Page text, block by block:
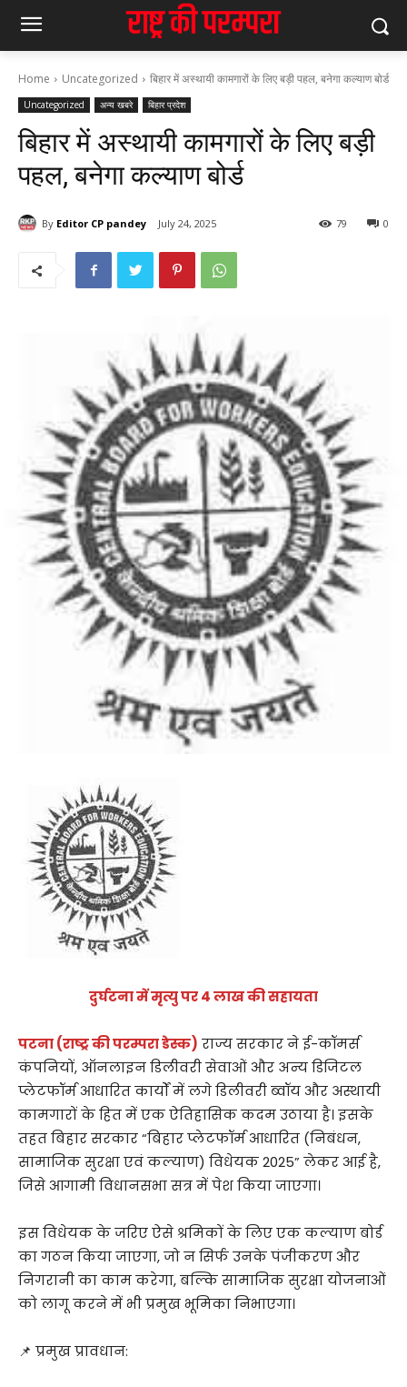
Home Uncategorized बिहार में अस्थायी कामगारों के लिए बड़ी पहल, बनेगा कल्याण बोर्ड
Uncategorized अन्य खबरे बिहार प्रदेश
बिहार में अस्थायी कामगारों के लिए बड़ी
पहल, बनेगा कल्याण बोर्ड
By Editor CP pandey July 24, 2025 0
79
दुर्घटना में मृत्यु पर 4 लाख की सहायता
पटना (राष्ट्र की परम्परा डेस्क) राज्य सरकार ने ई-कॉमर्स
कंपनियों, ऑनलाइन डिलीवरी सेवाओं और अन्य डिजिटल
प्लेटफॉर्म आधारित कार्यों में लगे डिलीवरी ब्वॉय और अस्थायी
कामगारों के हित में एक ऐतिहासिक कदम उठाया है। इसके
तहत बिहार सरकार “बिहार प्लेटफॉर्म आधारित (निबंधन,
सामाजिक सुरक्षा एवं कल्याण) विधेयक 2025” लेकर आई है,
जिसे आगामी विधानसभा सत्र में पेश किया जाएगा।
इस विधेयक के जरिए ऐसे श्रमिकों के लिए एक कल्याण बोर्ड
का गठन किया जाएगा, जो न सिर्फ उनके पंजीकरण और
निगरानी का काम करेगा, बल्कि सामाजिक सुरक्षा योजनाओं
को लागू करने में भी प्रमुख भूमिका निभाएगा।
📌 प्रमुख प्रावधान: